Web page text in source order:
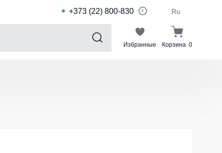
+373 (22) 800-830 Ru
Избранные Корзина 0